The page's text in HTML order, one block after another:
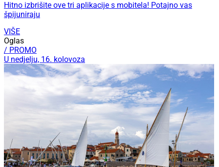
Hitno izbrišite ove tri aplikacije s mobitela! Potajno vas
špijuniraju
VIŠE
Oglas
/ PROMO
U nedjelju, 16. kolovoza